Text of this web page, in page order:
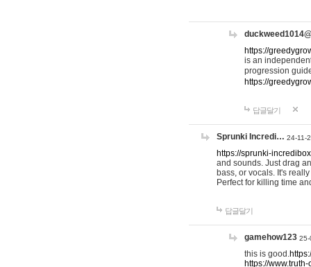
https://
is an
progression
https://
답글달기
Sprunki Incredi… 24-11-
https://sprunki-
and sounds. Just drag
bass, or vocals. It's
Perfect for killing time
답글달기
gamehow123 25-
this is good.
https://